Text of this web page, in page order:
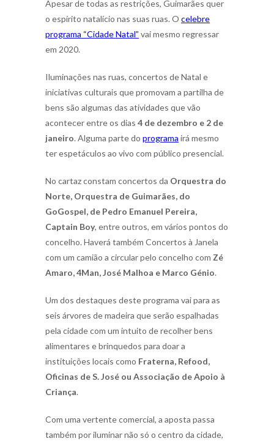
Apesar de todas as restrições, Guimarães quer
o espírito natalício nas suas ruas. O celebre
programa “Cidade Natal” vai mesmo regressar
em 2020.
Iluminações nas ruas, concertos de Natal e
iniciativas culturais que promovam a partilha de
bens são algumas das atividades que vão
acontecer entre os dias 4 de dezembro e 2 de
janeiro. Alguma parte do programa irá mesmo
ter espetáculos ao vivo com público presencial.
No cartaz constam concertos da Orquestra do
Norte, Orquestra de Guimarães, do
GoGospel, de Pedro Emanuel Pereira,
Captain Boy, entre outros, em vários pontos do
concelho. Haverá também Concertos à Janela
com um camião a circular pelo concelho com Zé
Amaro, 4Man, José Malhoa e Marco Génio.
Um dos destaques deste programa vai para as
seis árvores de madeira que serão espalhadas
pela cidade com um intuito de recolher bens
alimentares e brinquedos para doar a
instituições locais como Fraterna, Refood,
Oficinas de S. José ou Associação de Apoio à
Criança.
Com uma vertente comercial, a aposta passa
também por iluminar não só o centro da cidade,